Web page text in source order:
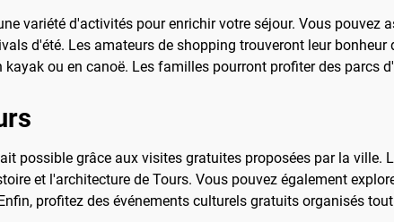
variété d'activités pour enrichir votre séjour. Vous pouvez
d'été. Les amateurs de shopping trouveront leur
kayak ou en canoë. Les familles pourront profiter des parcs
possible grâce aux visites gratuites proposées par la ville.
et l'architecture de Tours. Vous pouvez également
profitez des événements culturels gratuits organisés